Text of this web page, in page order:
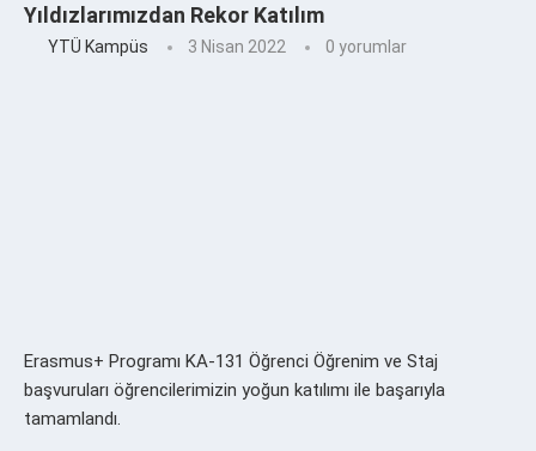
Yıldızlarımızdan Rekor Katılım
YTÜ Kampüs 3 Nisan 2022 0 yorumlar
Erasmus+ Programı KA-131 Öğrenci Öğrenim ve Staj
başvuruları öğrencilerimizin yoğun katılımı ile başarıyla
tamamlandı.